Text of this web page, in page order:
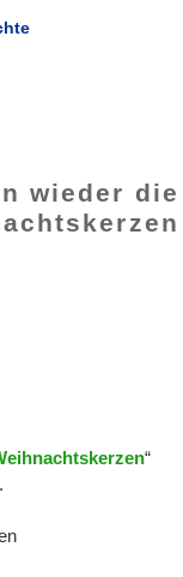
wieder die
“
.